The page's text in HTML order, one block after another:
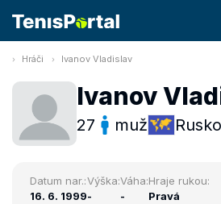
Hráči Ivanov Vladislav
Ivanov
27 muž Rusko
Datum nar.:
16. 6. 1999
Výška:
-
Váha:
-
Hraje rukou:
Pravá